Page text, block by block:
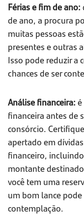
Férias e fim de ano:
de ano, a procura
muitas pessoas
presentes e outras
Isso pode reduzir a
chances de ser
Análise financeira:
financeira antes de
consórcio.
apertado em
financeiro,
montante
você tem uma
um bom lance
contemplação.